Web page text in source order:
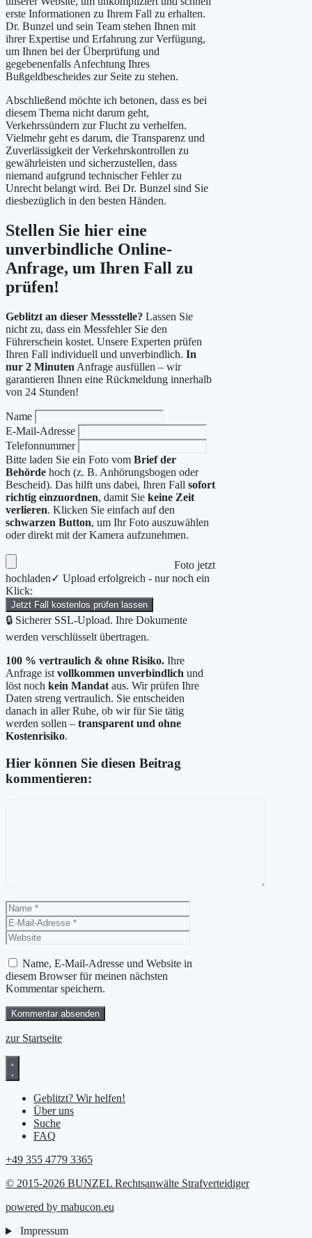
erste Informationen zu Ihrem Fall zu erhalten.
Dr. Bunzel und sein Team stehen Ihnen mit
ihrer Expertise und Erfahrung zur Verfügung,
um Ihnen bei der Überprüfung und
gegebenenfalls Anfechtung Ihres
Bußgeldbescheides zur Seite zu stehen.
Abschließend möchte ich betonen, dass es bei
diesem Thema nicht darum geht,
Verkehrssündern zur Flucht zu verhelfen.
Vielmehr geht es darum, die Transparenz und
Zuverlässigkeit der Verkehrskontrollen zu
gewährleisten und sicherzustellen, dass
niemand aufgrund technischer Fehler zu
Unrecht belangt wird. Bei Dr. Bunzel sind Sie
diesbezüglich in den besten Händen.
Stellen Sie hier eine
unverbindliche Online-
Anfrage, um Ihren Fall zu
prüfen!
Geblitzt an dieser Messstelle? Lassen Sie
nicht zu, dass ein Messfehler Sie den
Führerschein kostet. Unsere Experten prüfen
Ihren Fall individuell und unverbindlich. In
nur 2 Minuten Anfrage ausfüllen – wir
garantieren Ihnen eine Rückmeldung innerhalb
von 24 Stunden!
Name
E-Mail-Adresse
Telefonnummer
Bitte laden Sie ein Foto vom Brief der
Behörde hoch (z. B. Anhörungsbogen oder
Bescheid). Das hilft uns dabei, Ihren Fall sofort
richtig einzuordnen, damit Sie keine Zeit
verlieren. Klicken Sie einfach auf den
schwarzen Button, um Ihr Foto auszuwählen
oder direkt mit der Kamera aufzunehmen.
Foto jetzt
hochladen✓ Upload erfolgreich - nur noch ein
Klick:
Jetzt Fall kostenlos prüfen lassen
🔒 Sicherer SSL-Upload. Ihre Dokumente
werden verschlüsselt übertragen.
100 % vertraulich & ohne Risiko. Ihre
Anfrage ist vollkommen unverbindlich und
löst noch kein Mandat aus. Wir prüfen Ihre
Daten streng vertraulich. Sie entscheiden
danach in aller Ruhe, ob wir für Sie tätig
werden sollen – transparent und ohne
Kostenrisiko.
Hier können Sie diesen Beitrag
kommentieren:
Name
Mail-
Adresse
Name, E-Mail-Adresse und Website in
diesem Browser für meinen nächsten
Kommentar speichern.
zur Startseite
Geblitzt? Wir helfen!
Über uns
Suche
FAQ
+49 355 4779 3365
© 2015-2026 BUNZEL Rechtsanwälte Strafverteidiger
powered by mabucon.eu
Impressum